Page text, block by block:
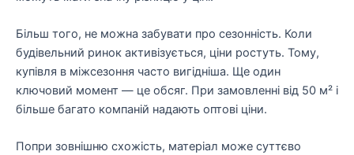
Більш того, не можна забувати про сезонність. Коли
будівельний ринок активізується, ціни ростуть. Тому,
купівля в міжсезоння часто вигідніша. Ще один
ключовий момент — це обсяг. При замовленні від 50 м² і
більше багато компаній надають оптові ціни.
Попри зовнішню схожість, матеріал може суттєво